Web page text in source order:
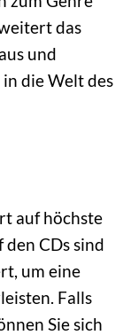
das
und
die Welt des
auf höchste
CDs sind
um eine
Falls
Sie sich